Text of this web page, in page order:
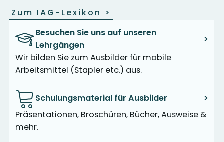
Zum IAG-Lexikon >
Besuchen Sie uns auf unseren
Lehrgängen
>
Wir bilden Sie zum Ausbilder für mobile
Arbeitsmittel (Stapler etc.) aus.
Schulungsmaterial für Ausbilder
>
Präsentationen, Broschüren, Bücher, Ausweise &
mehr.